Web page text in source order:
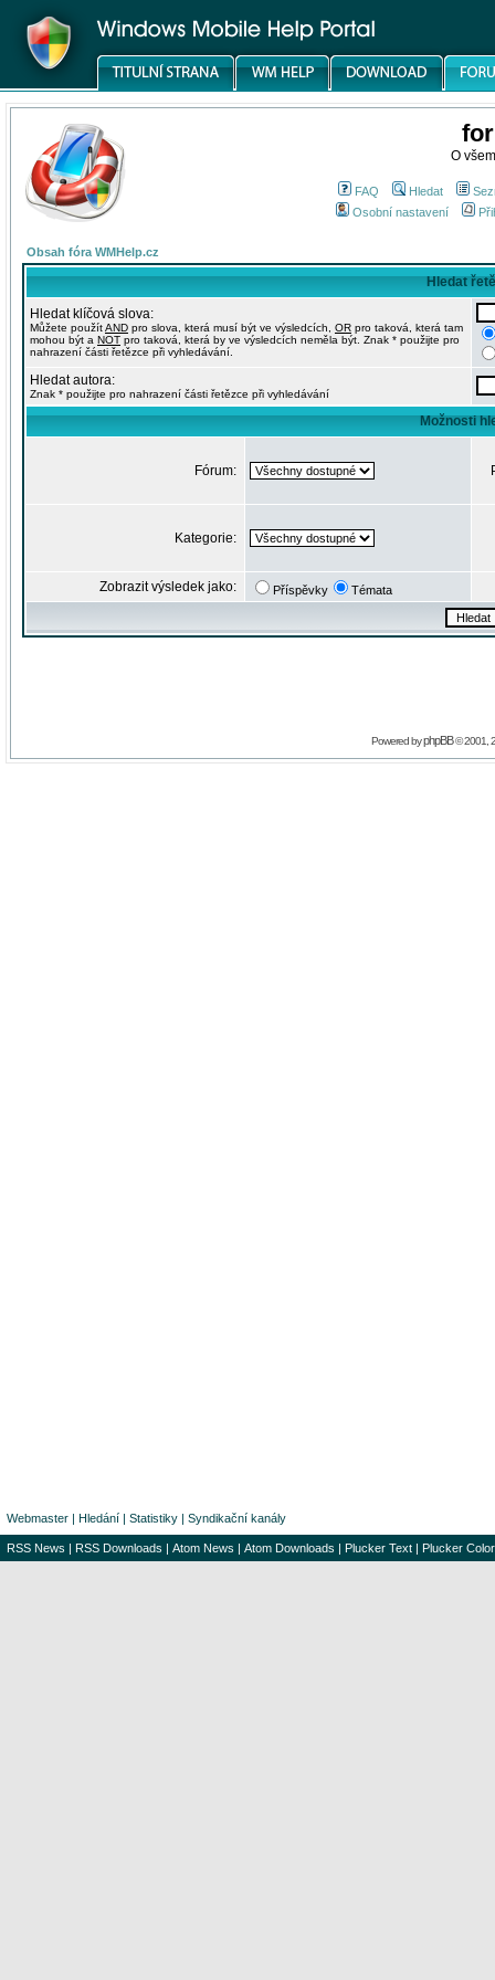
O
FAQ Hledat
Osobní nastavení
Obsah fóra WMHelp.cz
Hledat
Hledat klíčová slova:
Můžete použítAND pro slova, která musí být ve výsledcích, OR pro taková, která tam
mohou být a NOT pro taková, která by ve výsledcích neměla být. Znak * použijte pro
nahrazení části řetězce při vyhledávání.
Hledat autora:
Znak * použijte pro nahrazení části řetězce při vyhledávání
Možnosti
Fórum:
Kategorie:
Zobrazit výsledek jako: Příspěvky Témata
Powered byphpBB© 2001,
Webmaster | Hledání | Statistiky | Syndikační kanály
RSS News | RSS Downloads | Atom News | Atom Downloads | Plucker Text | Plucker Color